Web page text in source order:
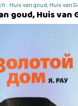
: Huis van goud, Huis van
goud, Huis van